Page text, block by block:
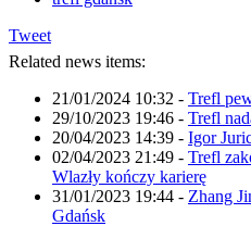
Tweet
Related news items:
21/01/2024 10:32 - Trefl
29/10/2023 19:46 - Trefl
20/04/2023 14:39 - Igor
02/04/2023 21:49 - Trefl
Wlazły kończy karierę
31/01/2023 19:44 - Zhang
Gdańsk